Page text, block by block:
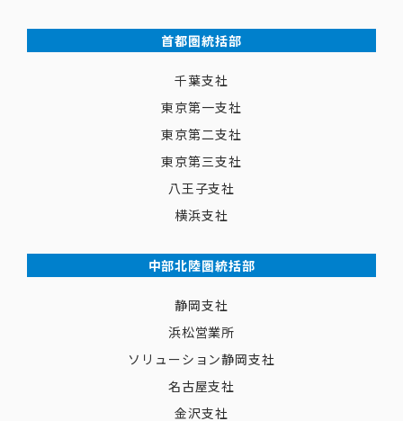
首都圏統括部
千葉支社
東京第一支社
東京第二支社
東京第三支社
八王子支社
横浜支社
中部北陸圏統括部
静岡支社
浜松営業所
ソリューション静岡支社
名古屋支社
金沢支社